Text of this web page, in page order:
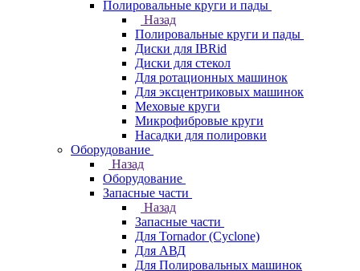
Полировальные круги и пады
Назад
Полировальные круги и пады
Диски для IBRid
Диски для стекол
Для ротационных машинок
Для эксцентриковых машинок
Меховые круги
Микрофибровые круги
Насадки для полировки
Оборудование
Назад
Оборудование
Запасные части
Назад
Запасные части
Для Tornador (Cyclone)
Для АВД
Для Полировальных машинок